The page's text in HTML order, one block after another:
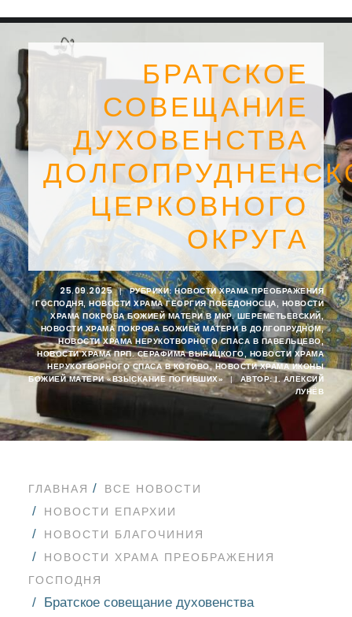
SEARCH
БРАТСКОЕ
СОВЕЩАНИЕ
ДУХОВЕНСТВА
ЦЕРКОВНОГО
ОКРУГА
25.09.2025 | РУБРИКИ:НОВОСТИ ХРАМА ПРЕОБРАЖЕНИЯ
ГОСПОДНЯ
НОВОСТИ ХРАМА ГЕОРГИЯ ПОБЕДОНОСЦА
НОВОСТИ
ХРАМА ПОКРОВА БОЖИЕЙ МАТЕРИ В МКР. ШЕРЕМЕТЬЕВСКИЙ ,
НОВОСТИ ХРАМА ПОКРОВА БОЖИЕЙ МАТЕРИ В ДОЛГОПРУДНОМ,
НОВОСТИ ХРАМА НЕРУКОТВОРНОГО СПАСА В ПАВЕЛЬЦЕВО,
НОВОСТИ ХРАМА ПРП. СЕРАФИМА ВЫРИЦКОГО
НОВОСТИ ХРАМА
НЕРУКОТВОРНОГО СПАСА В КОТОВО,НОВОСТИ ХРАМА ИКОНЫ
БОЖИЕЙ МАТЕРИ «ВЗЫСКАНИЕ ПОГИБШИХ»
| АВТОР:I. АЛЕКСИЙ
ЛУНЁВ
ГЛАВНАЯ
ВСЕ НОВОСТИ
НОВОСТИ ЕПАРХИИ
НОВОСТИ БЛАГОЧИНИЯ
НОВОСТИ ХРАМА ПРЕОБРАЖЕНИЯ
ГОСПОДНЯ
Братское совещание духовенства